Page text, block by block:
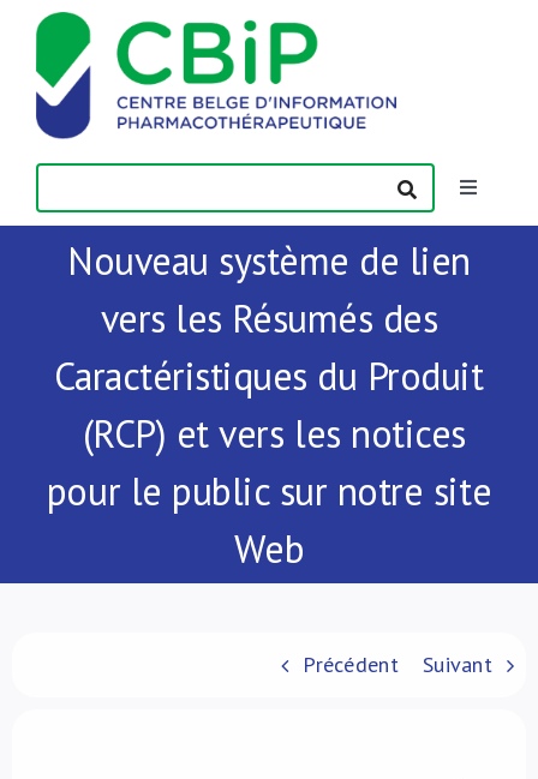
Passer
contenu
Toggle
Actualités
Publications
Contact
Nouveau système de lien
vers les Résumés des
Caractéristiques du Produit
(RCP) et vers les notices
pour le public sur notre site
Web
Précédent Suivant